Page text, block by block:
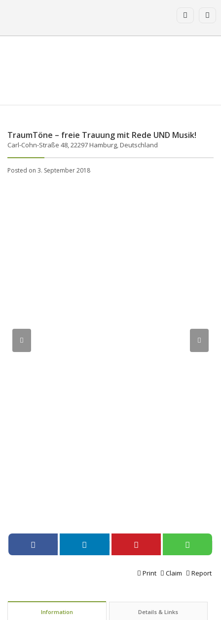
TraumTöne – freie Trauung mit Rede UND Musik!
Carl-Cohn-Straße 48, 22297 Hamburg, Deutschland
Posted on 3. September 2018
Report
Claim
Print
Information Details & Links